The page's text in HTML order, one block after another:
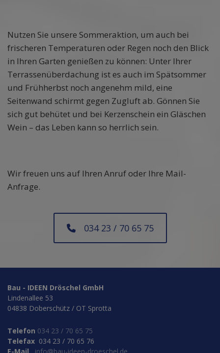
Nutzen Sie unsere Sommeraktion, um auch bei
frischeren Temperaturen oder Regen noch den Blick
in Ihren Garten genießen zu können: Unter Ihrer
Terrassenüberdachung ist es auch im Spätsommer
und Frühherbst noch angenehm mild, eine
Seitenwand schirmt gegen Zugluft ab. Gönnen Sie
sich gut behütet und bei Kerzenschein ein Gläschen
Wein – das Leben kann so herrlich sein.
Wir freuen uns auf Ihren Anruf oder Ihre Mail-
Anfrage.
034 23 / 70 65 75
Bau - IDEEN Dröschel GmbH
Lindenallee 53
04838 Doberschütz / OT Sprotta
Telefon 034 23 / 70 65 75
Telefax 034 23 / 70 65 76
E-Mail
info@bau-ideen-droeschel.de